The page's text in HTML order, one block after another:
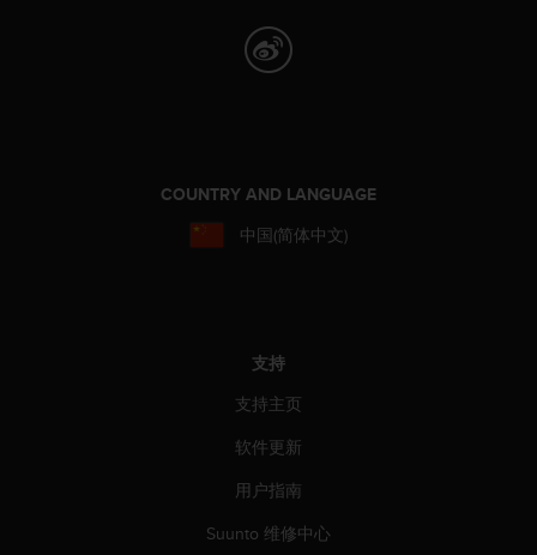
COUNTRY AND LANGUAGE
中国(简体中文)
支持
支持主页
软件更新
用户指南
Suunto 维修中心